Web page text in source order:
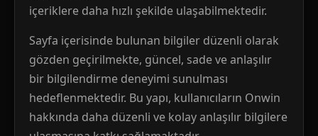
içeriklere daha hızlı şekilde ulaşabilmektedir.
Sayfa içerisinde bulunan bilgiler düzenli olarak
gözden geçirilmekte, güncel, sade ve anlaşılır
bir bilgilendirme deneyimi sunulması
hedeflenmektedir. Bu yapı, kullanıcıların Onwin
hakkında daha düzenli ve kolay anlaşılır bilgilere